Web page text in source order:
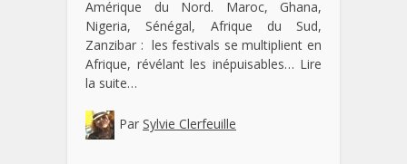
Amérique du Nord. Maroc, Ghana,
Nigeria, Sénégal, Afrique du Sud,
Zanzibar : les festivals se multiplient en
Afrique, révélant les inépuisables… Lire
la suite…
Par Sylvie Clerfeuille